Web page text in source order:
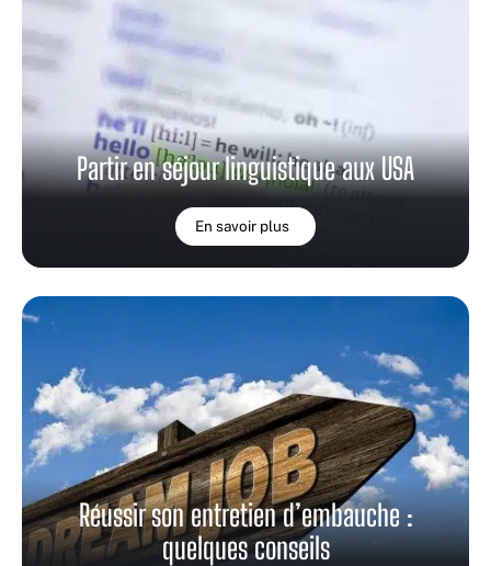
Partir en séjour linguistique aux USA
En savoir plus
Réussir son entretien d’embauche :
quelques conseils